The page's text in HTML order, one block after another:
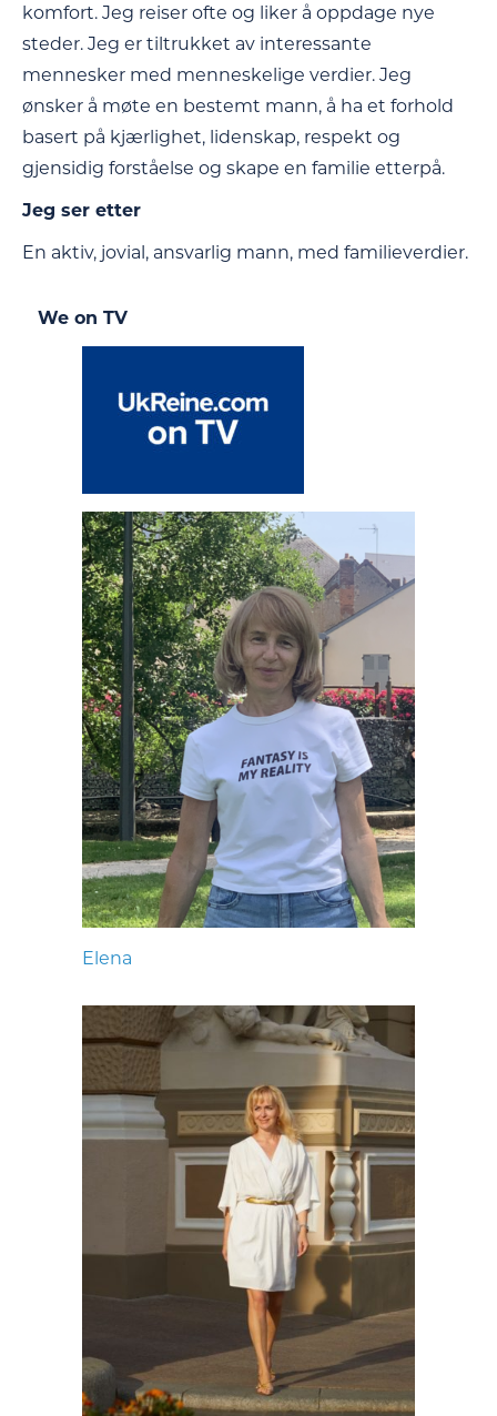
komfort. Jeg reiser ofte og liker å oppdage nye
steder. Jeg er tiltrukket av interessante
mennesker med menneskelige verdier. Jeg
ønsker å møte en bestemt mann, å ha et forhold
basert på kjærlighet, lidenskap, respekt og
gjensidig forståelse og skape en familie etterpå.
Jeg ser etter
En aktiv, jovial, ansvarlig mann, med familieverdier.
We on TV
Elena